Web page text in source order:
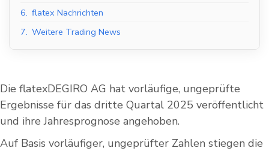
6. flatex Nachrichten
7. Weitere Trading News
Die flatexDEGIRO AG hat vorläufige, ungeprüfte
Ergebnisse für das dritte Quartal 2025 veröffentlicht
und ihre Jahresprognose angehoben.
Auf Basis vorläufiger, ungeprüfter Zahlen stiegen die